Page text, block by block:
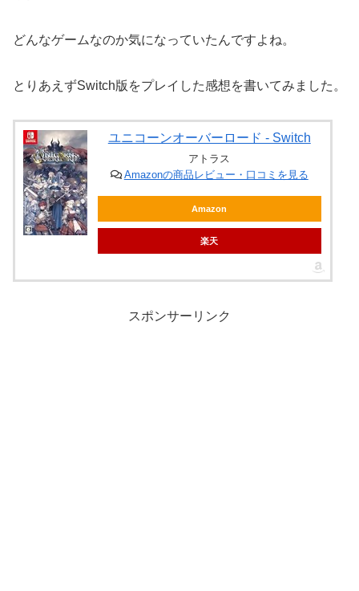
どんなゲームなのか気になっていたんですよね。
とりあえずSwitch版をプレイした感想を書いてみました。
ユニコーンオーバーロード - Switch
アトラス
Amazonの商品レビュー・口コミを見る
Amazon
楽天
スポンサーリンク